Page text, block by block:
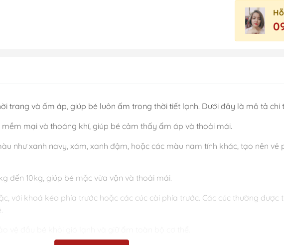
trang và ấm áp, giúp bé luôn ấm trong thời tiết lạnh. Dưới đây là mô tả chi
mại và thoáng khí, giúp bé cảm thấy ấm áp và thoải mái.
như xanh navy, xám, xanh đậm, hoặc các màu nam tính khác, tạo nên vẻ
đến 10kg, giúp bé mặc vừa vặn và thoải mái.
với khoá kéo phía trước hoặc các cúc cài phía trước. Các cúc thường được